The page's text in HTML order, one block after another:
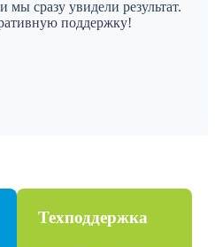
сразу увидели результат.
поддержку!
Техподдержка